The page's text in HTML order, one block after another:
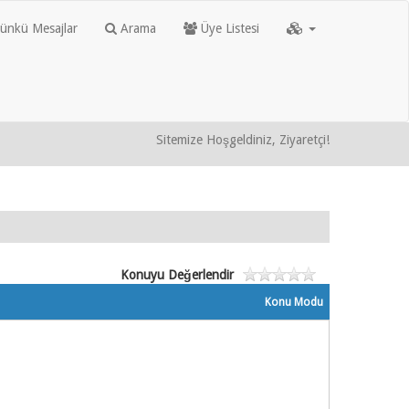
Mesajlar Arama Üye Listesi
Sitemize Hoşgeldiniz, Ziyaretçi!
Konuyu Değerlendir
Konu Modu